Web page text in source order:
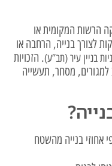
הרשות המקומית או
לצורך בנייה, הרחבה או
בניין עיר (תב”ע). הזכויות
מסחר, תעשייה
אחוזי בנייה מהשטח